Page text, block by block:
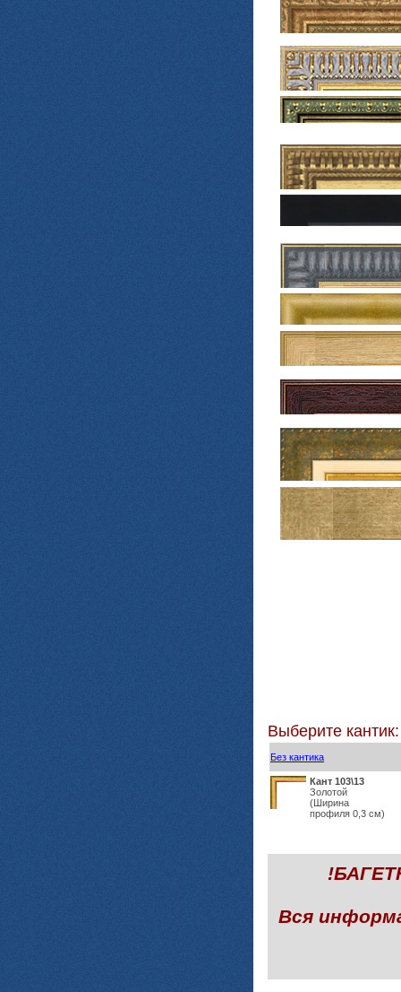
Выберите кантик:
Без кантика
Кант 103\13
Золотой
(Ширина
профиля 0,3 см)
Вся